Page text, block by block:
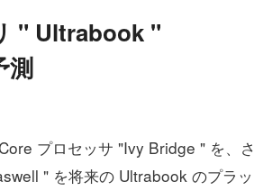
" Ultrabook "
測
プロセッサ "Ivy Bridge " を、さ
" を将来の Ultrabook のプラッ